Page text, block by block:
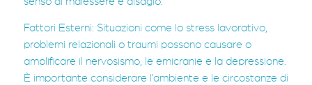
Fattori Esterni: Situazioni come lo stress lavorativo,
problemi relazionali o traumi possono causare o
amplificare il nervosismo, le emicranie e la depressione.
È importante considerare l’ambiente e le circostanze di